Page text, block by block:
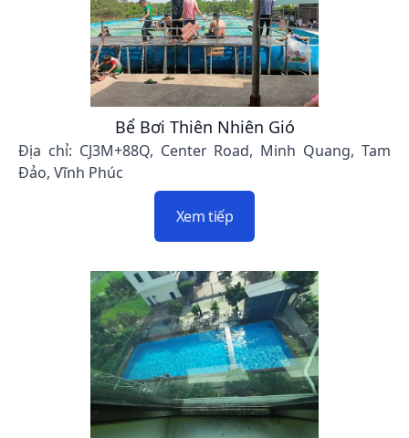
Bể Bơi Thiên Nhiên Gió
Địa chỉ: CJ3M+88Q, Center Road, Minh Quang, Tam
Đảo, Vĩnh Phúc
Xem tiếp